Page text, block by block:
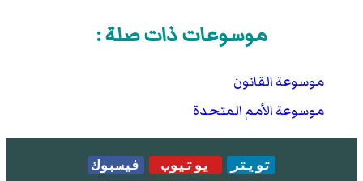
موسوعات ذات صلة :
موسوعة القانون
موسوعة الأمم المتحدة
تويتر يوتيوب
فيسبوك